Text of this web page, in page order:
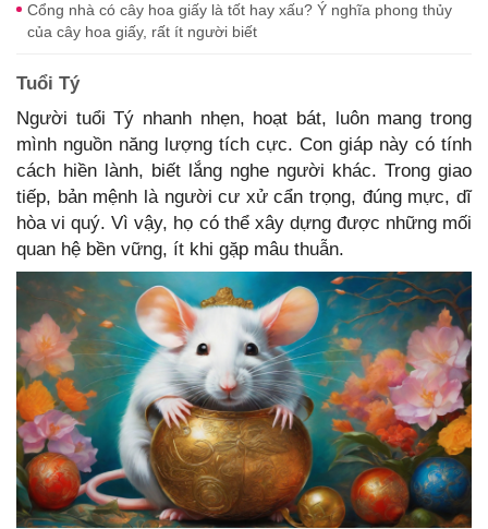
Cổng nhà có cây hoa giấy là tốt hay xấu? Ý nghĩa phong thủy
của cây hoa giấy, rất ít người biết
Tuổi Tý
Người tuổi Tý nhanh nhẹn, hoạt bát, luôn mang trong
mình nguồn năng lượng tích cực. Con giáp này có tính
cách hiền lành, biết lắng nghe người khác. Trong giao
tiếp, bản mệnh là người cư xử cẩn trọng, đúng mực, dĩ
hòa vi quý. Vì vậy, họ có thể xây dựng được những mối
quan hệ bền vững, ít khi gặp mâu thuẫn.